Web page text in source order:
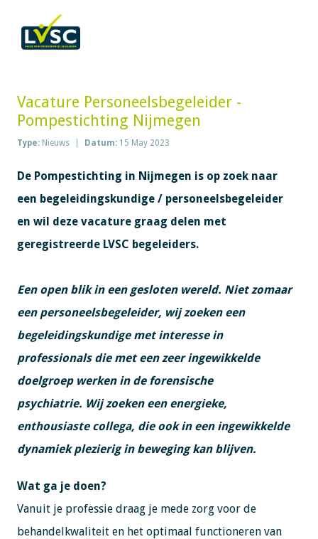
Vacature Personeelsbegeleider -
Pompestichting Nijmegen
Type: Nieuws Datum: 15 May 2023
De Pompestichting in Nijmegen is op zoek naar
een begeleidingskundige / personeelsbegeleider
en wil deze vacature graag delen met
geregistreerde LVSC begeleiders.
Een open blik in een gesloten wereld. Niet zomaar
een personeelsbegeleider, wij zoeken een
begeleidingskundige met interesse in
professionals die met een zeer ingewikkelde
doelgroep werken in de forensische
psychiatrie. Wij zoeken een energieke,
enthousiaste collega, die ook in een ingewikkelde
dynamiek plezierig in beweging kan blijven.
Wat ga je doen?
Vanuit je professie draag je mede zorg voor de
behandelkwaliteit en het optimaal functioneren van